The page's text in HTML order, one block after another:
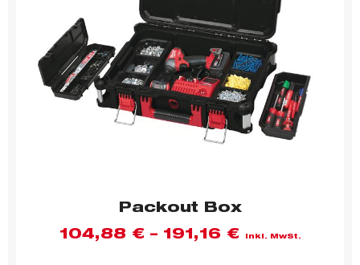
Packout Box
104,88 € – 191,16 € inkl. MwSt.